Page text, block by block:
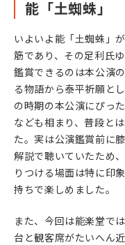
能「土蜘蛛」
いよいよ能「土蜘蛛」
筋であり、その足利氏
鑑賞できるのは本公演
る物語から泰平祈願と
の時期の本公演にぴっ
なども相まり、普段と
た。実は公演鑑賞前に
解説で聴いていたため
りつける場面は特に印
持ちで楽しめました。
また、今回は能楽堂で
台と観客席がたいへん